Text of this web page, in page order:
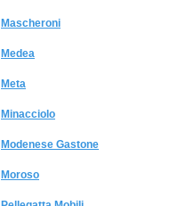
Mascheroni
Medea
Meta
Minacciolo
Modenese Gastone
Moroso